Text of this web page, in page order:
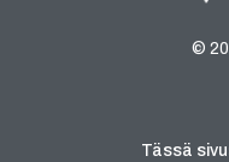
©
Tässä